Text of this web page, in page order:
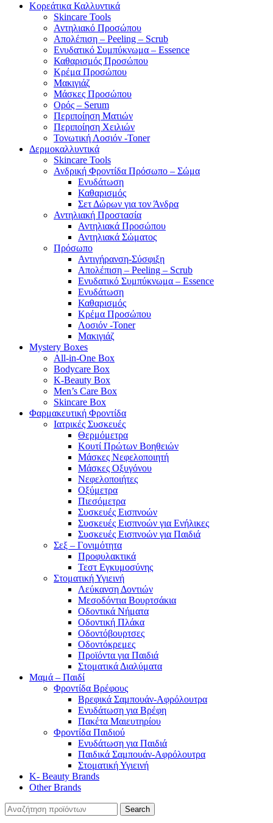
Κορεάτικα Καλλυντικά
Skincare Tools
Αντηλιακό Προσώπου
Απολέπιση – Peeling – Scrub
Ενυδατικό Συμπύκνωμα – Essence
Καθαρισμός Προσώπου
Κρέμα Προσώπου
Μακιγιάζ
Μάσκες Προσώπου
Ορός – Serum
Περιποίηση Ματιών
Περιποίηση Χειλιών
Τονωτική Λοσιόν -Toner
Δερμοκαλλυντικά
Skincare Tools
Ανδρική Φροντίδα Πρόσωπο – Σώμα
Ενυδάτωση
Καθαρισμός
Σετ Δώρων για τον Άνδρα
Αντηλιακή Προστασία
Αντηλιακά Προσώπου
Αντηλιακά Σώματος
Πρόσωπο
Αντιγήρανση-Σύσφιξη
Απολέπιση – Peeling – Scrub
Ενυδατικό Συμπύκνωμα – Essence
Ενυδάτωση
Καθαρισμός
Κρέμα Προσώπου
Λοσιόν -Toner
Μακιγιάζ
Mystery Boxes
All-in-One Box
Bodycare Box
K-Beauty Box
Men’s Care Box
Skincare Box
Φαρμακευτική Φροντίδα
Ιατρικές Συσκευές
Θερμόμετρα
Κουτί Πρώτων Βοηθειών
Μάσκες Νεφελοποιητή
Μάσκες Οξυγόνου
Νεφελοποιήτες
Οξύμετρα
Πιεσόμετρα
Συσκευές Εισπνοών
Συσκευές Εισπνοών για Ενήλικες
Συσκευές Εισπνοών για Παιδιά
Σεξ – Γονιμότητα
Προφυλακτικά
Τεστ Εγκυμοσύνης
Στοματική Υγιεινή
Λεύκανση Δοντιών
Μεσοδόντια Βουρτσάκια
Οδοντικά Νήματα
Οδοντική Πλάκα
Οδοντόβουρτσες
Οδοντόκρεμες
Προϊόντα για Παιδιά
Στοματικά Διαλύματα
Μαμά – Παιδί
Φροντίδα Βρέφους
Βρεφικά Σαμπουάν-Αφρόλουτρα
Ενυδάτωση για Βρέφη
Πακέτα Μαιευτηρίου
Φροντίδα Παιδιού
Ενυδάτωση για Παιδιά
Παιδικά Σαμπουάν-Αφρόλουτρα
Στοματική Υγιεινή
K- Beauty Brands
Other Brands
Search